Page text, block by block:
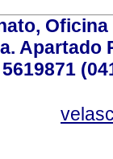
Apartado